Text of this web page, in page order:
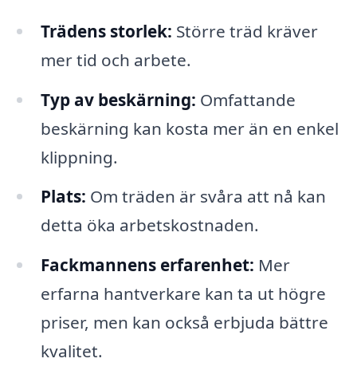
Trädens storlek: Större träd kräver
mer tid och arbete.
Typ av beskärning: Omfattande
beskärning kan kosta mer än en enkel
klippning.
Plats: Om träden är svåra att nå kan
detta öka arbetskostnaden.
Fackmannens erfarenhet: Mer
erfarna hantverkare kan ta ut högre
priser, men kan också erbjuda bättre
kvalitet.